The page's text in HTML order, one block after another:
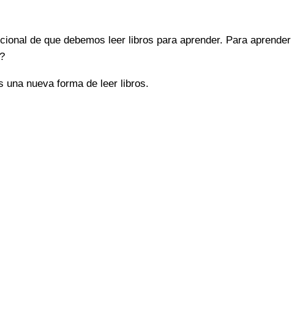
de que debemos leer libros para aprender. Para
una nueva forma de leer libros.